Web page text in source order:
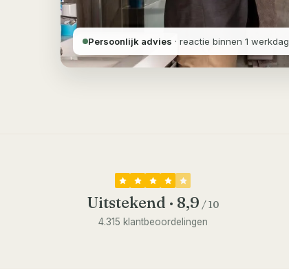
Persoonlijk advies · reactie binnen 1 werkdag
Uitstekend · 8,9 / 10
4.315 klantbeoordelingen